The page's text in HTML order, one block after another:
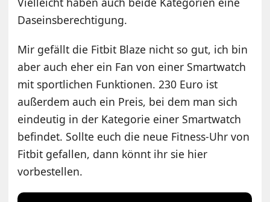
Daseinsberechtigung.
Mir gefällt die Fitbit Blaze nicht so gut, ich bin
aber auch eher ein Fan von einer Smartwatch
mit sportlichen Funktionen. 230 Euro ist
außerdem auch ein Preis, bei dem man sich
eindeutig in der Kategorie einer Smartwatch
befindet. Sollte euch die neue Fitness-Uhr von
Fitbit gefallen, dann könnt ihr sie hier
vorbestellen.